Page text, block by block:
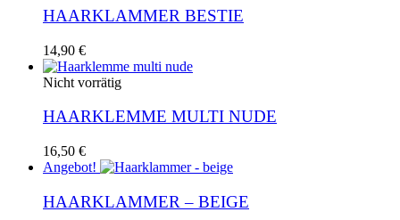
HAARKLAMMER BESTIE
14,90 €
Nicht vorrätig
HAARKLEMME MULTI NUDE
16,50 €
Angebot!
HAARKLAMMER – BEIGE